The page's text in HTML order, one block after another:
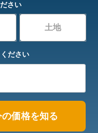
さい
土地
ださい
価格を知る